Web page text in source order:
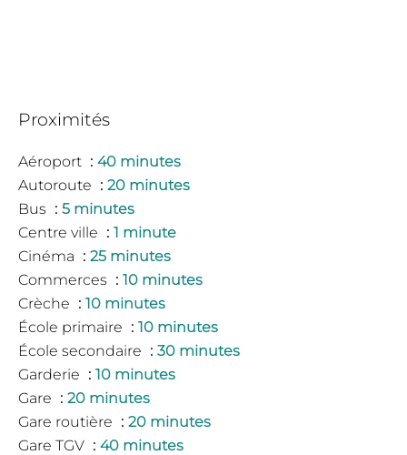
Proximités
Aéroport
40 minutes
Autoroute
20 minutes
Bus
5 minutes
Centre ville
1 minute
Cinéma
25 minutes
Commerces
10 minutes
Crèche
10 minutes
École primaire
10 minutes
École secondaire
30 minutes
Garderie
10 minutes
Gare
20 minutes
Gare routière
20 minutes
Gare TGV
40 minutes